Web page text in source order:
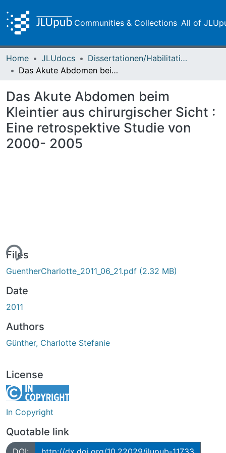
Communities & Collections All of
Home JLUdocs
Dissertationen/Habilitationen
Das Akute Abdomen beim Kleintier aus chirurgischer Sicht : Eine retrospektive Studie von 2000- 2005
Das Akute Abdomen beim
Kleintier aus chirurgischer Sicht :
Eine retrospektive Studie von
2000- 2005
Files
GuentherCharlotte_2011_06_21.pdf (2.32 MB)
Date
2011
Authors
Günther, Charlotte Stefanie
License
In Copyright
Quotable link